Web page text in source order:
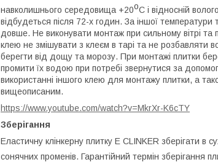
навколишнього середовища +20oС і відносній
відбудеться після 72-х годин. За іншої температури
довше. Не виконувати монтаж при сильному вітрі
клею не змішувати з клеєм в тарі та не
берегти від дощу та морозу. При монтажі плитки
промити їх водою при потребі звернутися за
використанні іншого клею для монтажу плитки, а
вищеописаним.
https://www.youtube.com/watch?v=MkrXr-K6cTY
Зберігання
Еластичну клінкерну плитку E СLINKER зберігати в
сонячних променів. Гарантійний термін зберігання